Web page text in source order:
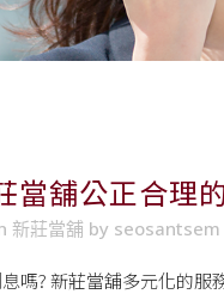
當舖公正合理
新莊當舖 by seosantsem
嗎?新莊當舖多元化的服